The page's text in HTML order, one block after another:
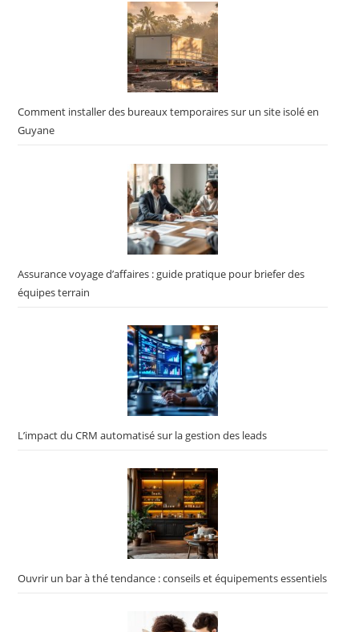
Comment installer des bureaux temporaires sur un site isolé en
Guyane
Assurance voyage d’affaires : guide pratique pour briefer des
équipes terrain
L’impact du CRM automatisé sur la gestion des leads
Ouvrir un bar à thé tendance : conseils et équipements essentiels